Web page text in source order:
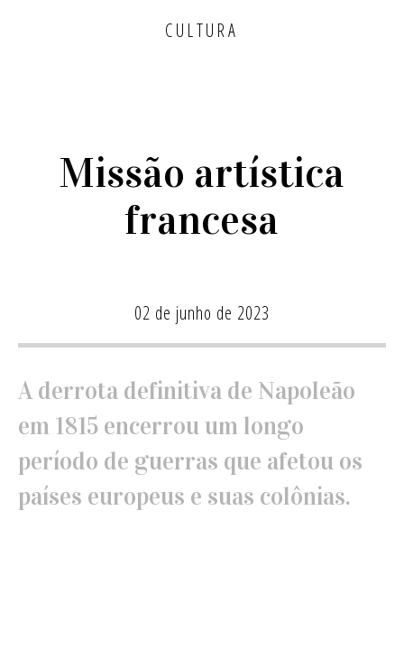
CULTURA
Missão artística
francesa
02 de junho de 2023
A derrota definitiva de Napoleão
em 1815 encerrou um longo
período de guerras que afetou os
países europeus e suas colônias.